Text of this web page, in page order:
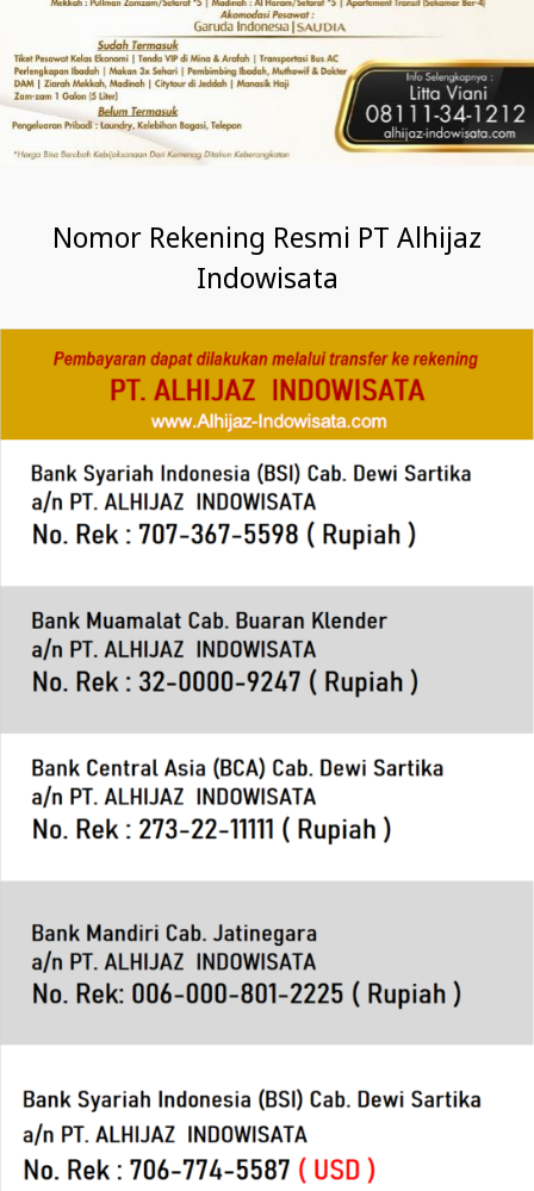
Nomor Rekening Resmi PT Alhijaz
Indowisata